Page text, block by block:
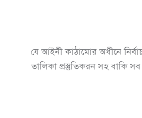
যে আইনী কাঠামোর অধীনে
তালিকা প্রস্তুতিকরন সহ বাকি